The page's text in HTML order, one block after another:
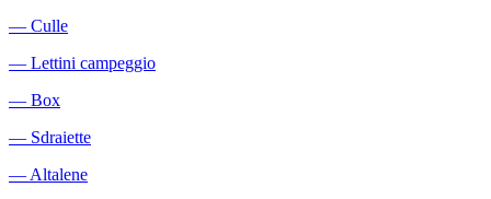
― Culle
― Lettini campeggio
― Box
― Sdraiette
―Altalene